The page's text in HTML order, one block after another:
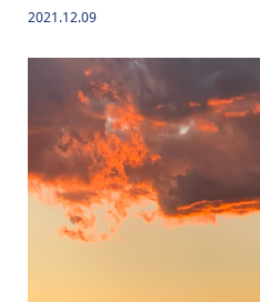
2021.12.09